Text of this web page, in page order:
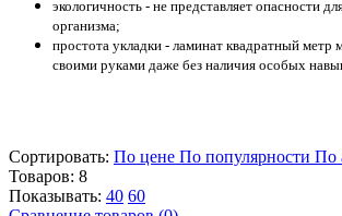
экологичность - не представляет опасности
организма;
простота укладки - ламинат квадратный метр
своими руками даже без наличия особых
Сортировать: По цене По популярности По
Товаров: 8
Показывать: 40 60